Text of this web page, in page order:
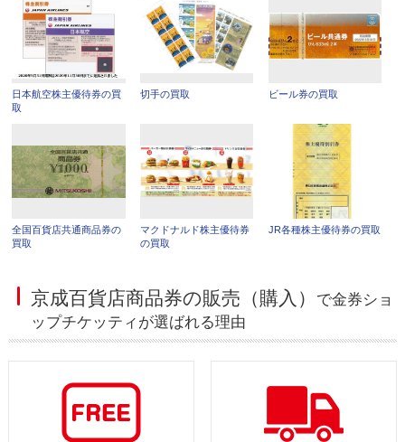
日本航空株主優待券の買
取
切手の買取 ビール券の買取
全国百貨店共通商品券の
買取
マクドナルド株主優待券
の買取
JR各種株主優待券の買取
京成百貨店商品券の販売（購入）
で金券ショ
ップチケッティが選ばれる理由